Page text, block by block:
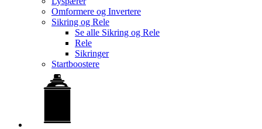
Omformere og Invertere
Sikring og Rele
Se alle Sikring og Rele
Rele
Sikringer
Startboostere